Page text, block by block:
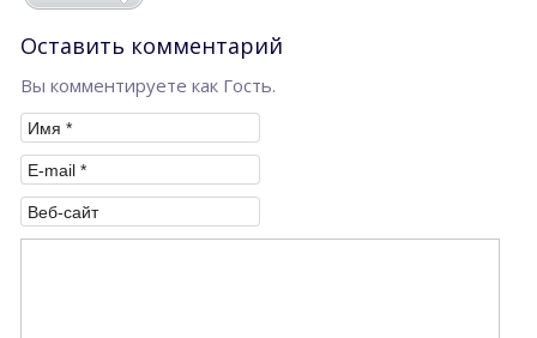
Оставить комментарий
Вы комментируете как Гость.